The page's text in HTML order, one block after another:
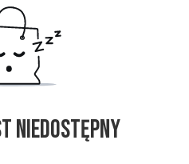
niedostępny